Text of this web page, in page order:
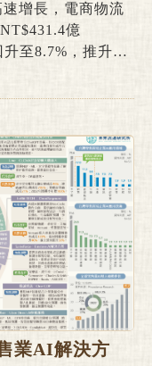
增長，電商物流
億
至8.7%，推升電
務包裹、其它快
根據未來流通研究
業規模約達429.8
高於同期間整體
回歸實體通路趨
，產業規模達
成長至437.0億至
幅度介於1.3%至
網路銷售額比例
彈回升，自2020
估2023年電商物
業AI解決方